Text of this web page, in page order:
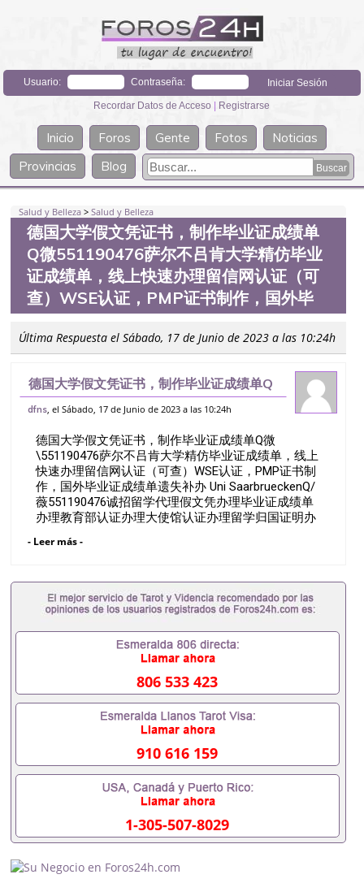
Usuario: Contraseña:
Recordar Datos de Acceso | Registrarse
Inicio Foros Gente Fotos
Noticias
Provincias
Blog
Salud y Belleza >Salud y Belleza
德国大学假文凭证书，制作毕业证成绩单
Q微551190476萨尔不吕肯大学精仿毕业
证成绩单，线上快速办理留信网认证（可
查）WSE认证，PMP证书制作，国外毕
Última Respuesta el Sábado, 17 de Junio de 2023 a las 10:24h
德国大学假文凭证书，制作毕业证成绩单Q
微551190476萨尔不吕肯大学精仿毕业证
WSE认证，PMP证书制作，国外毕
dfns , el Sábado, 17 de Junio de 2023 a las 10:24h
德国大学假文凭证书，制作毕业证成绩单Q微
\551190476萨尔不吕肯大学精仿毕业证成绩单，线上
快速办理留信网认证（可查）WSE认证，PMP证书制
作，国外毕业证成绩单遗失补办 Uni SaarbrueckenQ/
薇551190476诚招留学代理假文凭办理毕业证成绩单
办理教育部认证办理大使馆认证办理留学归国证明办
办理录取通知书办理学位证书办理美国文凭办理澳洲
快速办理材料： 1、毕业证+成绩单+留学回国人员证
明+教育部认证,录取通知书，雅思。（全套留学回国
必备证明材料，给父母及亲朋好友一份完美交代）；
相关材料（申请学校、转学，甚至是申请工签都可以
用到）。 注：上述材料，随时都可以安排办理，毕业
客户要求安排。 国内找工作假的毕业证可以用吗
551190476假的毕业证成绩单可以办学历认证吗
551190476要定居国外需要办理什么材料551190476
入职事业单位/国企假的毕业证会查吗551190476入职
国企/事业单位需要些什么材料551190476办理假毕业
证在国内能用吗, 挂科拿不到毕业证怎么办, 毕业证丢
了怎么办, 没有正常毕业怎么办理毕业证,没毕业可以
办学历认证吗,您是否因为中途辍学、挂科而没有正常
毕业551190476您是否因为递交材料不齐而被拒之门
外551190476您是否因没正常毕业而导致回国得不到
教育部认证在校挂科了不想读了,成绩不理想毕不了业
科/研究生文凭551190476如何办理本科/硕士毕业证
- Leer más -
806 533 423
910 616 159
1-305-507-8029